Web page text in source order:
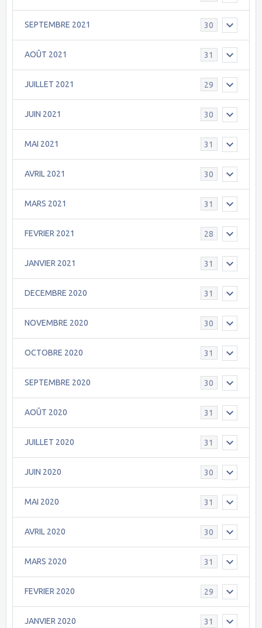
SEPTEMBRE 2021 30
AOÛT 2021 31
JUILLET 2021 29
JUIN 2021 30
MAI 2021 31
AVRIL 2021 30
MARS 2021 31
FEVRIER 2021 28
JANVIER 2021 31
DECEMBRE 2020 31
NOVEMBRE 2020 30
OCTOBRE 2020 31
SEPTEMBRE 2020 30
AOÛT 2020 31
JUILLET 2020 31
JUIN 2020 30
MAI 2020 31
AVRIL 2020 30
MARS 2020 31
FEVRIER 2020 29
JANVIER 2020 31